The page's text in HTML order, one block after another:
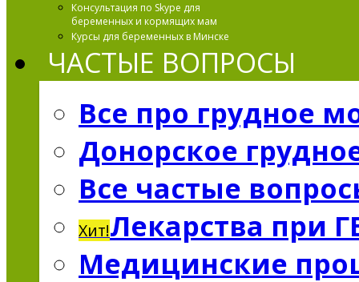
Консультация по Skype для
беременных и кормящих мам
Курсы для беременных в Минске
ЧАСТЫЕ ВОПРОСЫ
Все про грудное
Донорское
Все частые
Хит!Лекарства при
Медицинские